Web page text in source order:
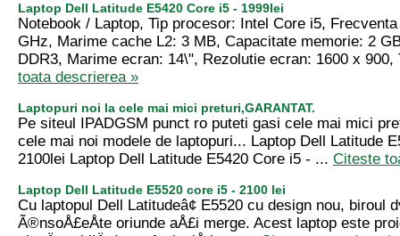
Laptop Dell Latitude E5420 Core i5 - 1999lei
Notebook / Laptop, Tip procesor: Intel Core i5,
GHz, Marime cache L2: 3 MB, Capacitate memorie: 2
DDR3, Marime ecran: 14\", Rezolutie ecran: 1600 x
toata descrierea »
Laptopuri noi la cele mai mici preturi,GARANTAT.
Pe siteul IPADGSM punct ro puteti gasi cele mai mici
cele mai noi modele de laptopuri... Laptop Dell Latitude
2100lei Laptop Dell Latitude E5420 Core i5 - ... Citeste
Laptop Dell Latitude E5520 core i5 - 2100 lei
Cu laptopul Dell Latitudeâ¢ E5520 cu design nou, biroul
Ã®nsoÅ£eÅte oriunde aÅ£i merge. Acest laptop este